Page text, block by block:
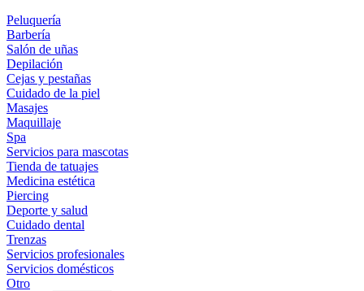
Peluquería
Barbería
Salón de uñas
Depilación
Cejas y pestañas
Cuidado de la piel
Masajes
Maquillaje
Spa
Servicios para mascotas
Tienda de tatuajes
Medicina estética
Piercing
Deporte y salud
Cuidado dental
Trenzas
Servicios profesionales
Servicios domésticos
Otro